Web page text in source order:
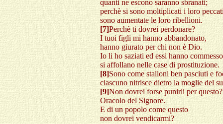
quanti ne escono saranno sbranati;
perchè si sono moltiplicati i loro
sono aumentate le loro ribellioni.
[7]Perchè ti dovrei perdonare?
I tuoi figli mi hanno abbandonato,
hanno giurato per chi non è Dio.
Io li ho saziati ed essi hanno
si affollano nelle case di prostituzione.
[8]Sono come stalloni ben pasciuti e
ciascuno nitrisce dietro la moglie del
[9]Non dovrei forse punirli per questo?
Oracolo del Signore.
E di un popolo come questo
non dovrei vendicarmi?